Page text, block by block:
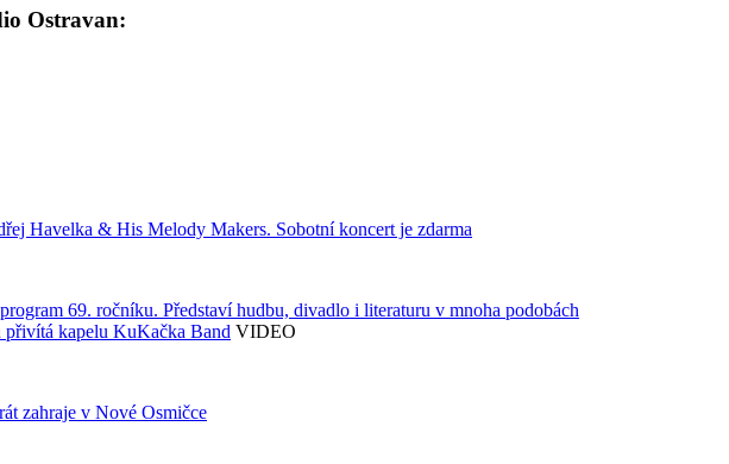
Ostravan:
Havelka & His Melody Makers. Sobotní koncert je zdarma
69. ročníku. Představí hudbu, divadlo i literaturu v mnoha podobách
kapelu KuKačka Band VIDEO
zahraje v Nové Osmičce